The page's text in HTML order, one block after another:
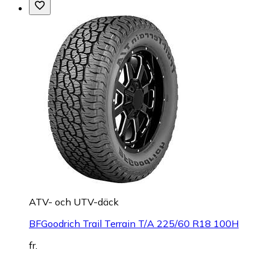
ATV- och UTV-däck
BFGoodrich Trail Terrain T/A 225/60 R18 100H
fr.